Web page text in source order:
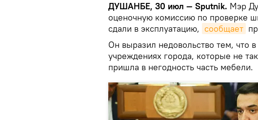
ДУШАНБЕ, 30 июл — Sputnik. Мэр
оценочную комиссию по проверке
сдали в эксплуатацию, сообщает
Он выразил недовольство тем, что
учреждениях города, которые не
пришла в негодность часть мебели.